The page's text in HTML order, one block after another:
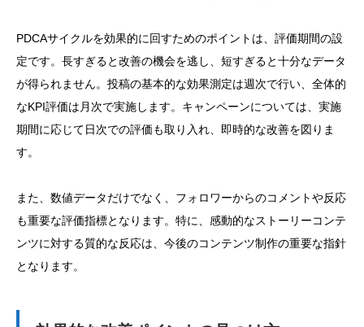
PDCAサイクルを効果的に回すためのポイントは、評価期間の設
定です。長すぎると改善の機会を逃し、短すぎると十分なデータ
が得られません。投稿の基本的な効果測定は週次で行い、全体的
なKPI評価は月次で実施します。キャンペーンについては、実施
期間に応じて日次での評価も取り入れ、即時的な改善を図りま
す。
また、数値データだけでなく、フォロワーからのコメントや反応
も重要な評価指標となります。特に、感動的なストーリーコンテ
ンツに対する質的な反応は、今後のコンテンツ制作の重要な指針
となります。